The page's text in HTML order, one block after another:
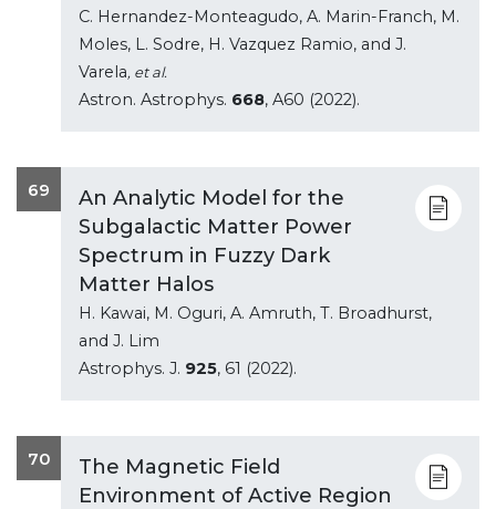
C. Hernandez-Monteagudo, A. Marin-Franch, M.
Moles, L. Sodre, H. Vazquez Ramio, and J.
Varela, et al.
Astron. Astrophys. 668, A60 (2022).
69
An Analytic Model for the
Subgalactic Matter Power
Spectrum in Fuzzy Dark
Matter Halos
H. Kawai, M. Oguri, A. Amruth, T. Broadhurst,
and J. Lim
Astrophys. J. 925, 61 (2022).
70
The Magnetic Field
Environment of Active Region